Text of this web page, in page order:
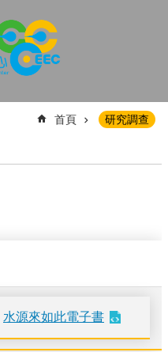
首頁 研究調查
水源來如此電子書